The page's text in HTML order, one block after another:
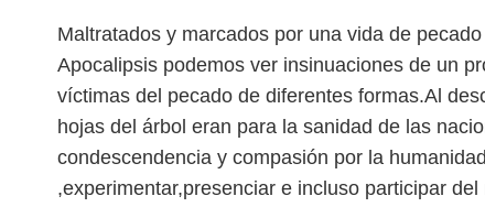
Maltratados y marcados por una vida de
Apocalipsis podemos ver insinuaciones de un
víctimas del pecado de diferentes formas.Al
hojas del árbol eran para la sanidad de las
condescendencia y compasión por la
,experimentar,presenciar e incluso participar